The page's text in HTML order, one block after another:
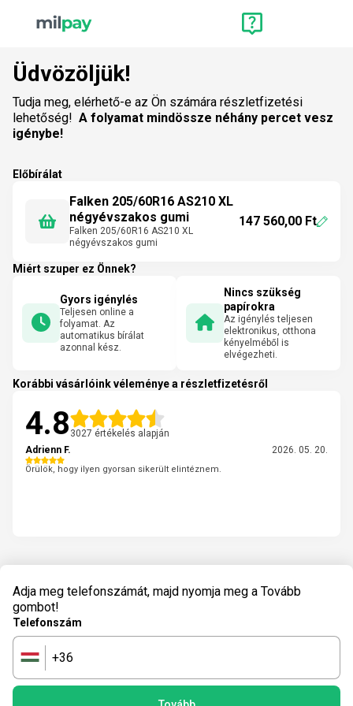
Üdvözöljük!
Tudja meg, elérhető-e az Ön számára részletfizetési
lehetőség! A folyamat mindössze néhány percet vesz
igénybe!
Előbírálat
Falken 205/60R16 AS210 XL
négyévszakos gumi
Falken 205/60R16 AS210 XL
négyévszakos gumi
147 560,00 Ft
Miért szuper ez Önnek?
Gyors igénylés
Teljesen online a
folyamat. Az
automatikus bírálat
azonnal kész.
Nincs szükség
papírokra
Az igénylés teljesen
elektronikus, otthona
kényelméből is
elvégezheti.
Korábbi vásárlóink véleménye a részletfizetésről
4.8 3027 értékelés alapján
Adrienn F.
2026. 05. 20.
Örülök, hogy ilyen gyorsan sikerült elintéznem.
Adja meg telefonszámát, majd nyomja meg a Tovább
gombot!
Telefonszám
🇭🇺 +36